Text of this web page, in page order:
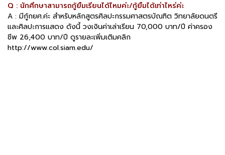
Q : นักศึกษาสามารถกู้ยืมเรียนได้ไหมค่ะ/กู้ยืมได้เท่าไหร่ค่ะ
A : มีกู้กยศ.ค่ะ สำหรับหลักสูตรศิลปะกรรมศาสตรบัณฑิต วิทยาลัยดนตรี
และศิลปะการแสดง ดังนี้ วงเงินค่าเล่าเรียน 70,000 บาท/ปี ค่าครอง
ชีพ 26,400 บาท/ปี ดูรายละเพิ่มเติมคลิก
http://www.col.siam.edu/